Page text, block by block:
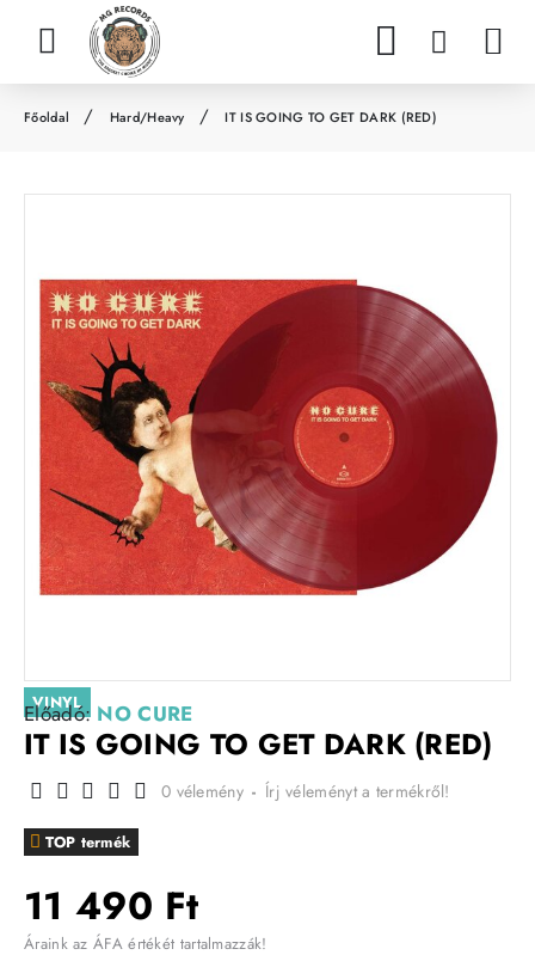
Hard/Heavy IT IS GOING TO GET DARK (RED)
VINYL
Előadó: NO CURE
IT IS GOING TO GET DARK (RED)
TOP termék
0 vélemény - Írj véleményt a termékről!
11 490 Ft
Áraink az ÁFA értékét tartalmazzák!